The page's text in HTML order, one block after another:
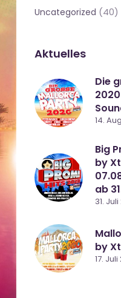
Uncategorized (40)
Aktuelles
Die
14.
Big
by
ab
31.
by
17.